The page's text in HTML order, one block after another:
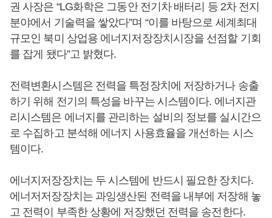
권 사장은 “LG화학은 그동안 전기차 배터리 등 2차 전지
분야에서 기술력을 쌓았다”며 “이를 바탕으로 세계최대
규모인 북미 상업용 에너지저장장치시장을 선점할 기회
를 잡게 됐다”고 밝혔다.
전력변환시스템은 전력을 특정장치에 저장하거나 송출
하기 위해 전기의 특성을 바꾸는 시스템이다. 에너지관
리시스템은 에너지를 관리하는 설비의 정보를 실시간으
로 수집하고 분석해 에너지 사용효율을 개선하는 시스
템이다.
에너지저장장치는 두 시스템에 반드시 필요한 장치다.
에너저저장장치는 과잉생산된 전력을 내부에 저장해 놓
고 전력이 부족한 상황에 저장했던 전력을 송전한다.